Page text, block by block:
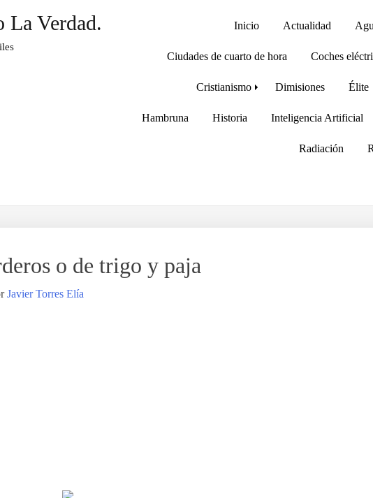
La Verdad. Inicio Actualidad
Ciudades de cuarto de hora Coches
Cristianismo Dimisiones Élite
Hambruna Historia Inteligencia Artificial
Radiación
o de trigo y paja
Javier Torres Elía